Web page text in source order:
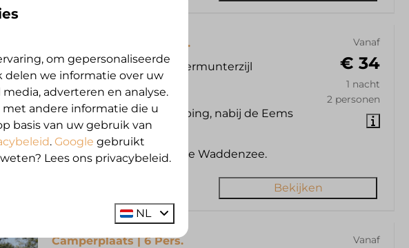
Vanaf
€ 34
1 nacht
2 personen
Kampeerplaats | 6 Pers.
Nederland, Groningen, Termunterzijl
6
Ja
Een uniek gelegen camping, nabij de Eems
Dollard en Waddenzee.
Zwemstrand van de Waddenzee.
Bekijken
Vanaf
Camperplaats | 6 Pers.
om gepersonaliseerde
delen we informatie over uw
adverteren en analyse.
andere informatie die u
basis van uw gebruik van
. Google gebruikt
Lees ons privacybeleid.
NL